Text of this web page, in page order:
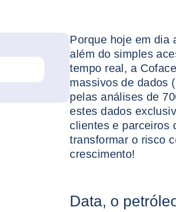
Porque hoje em dia
além do simples
tempo real, a
massivos de dados
pelas análises de
estes dados
clientes e parceiros
transformar o risco
crescimento!
Data, o